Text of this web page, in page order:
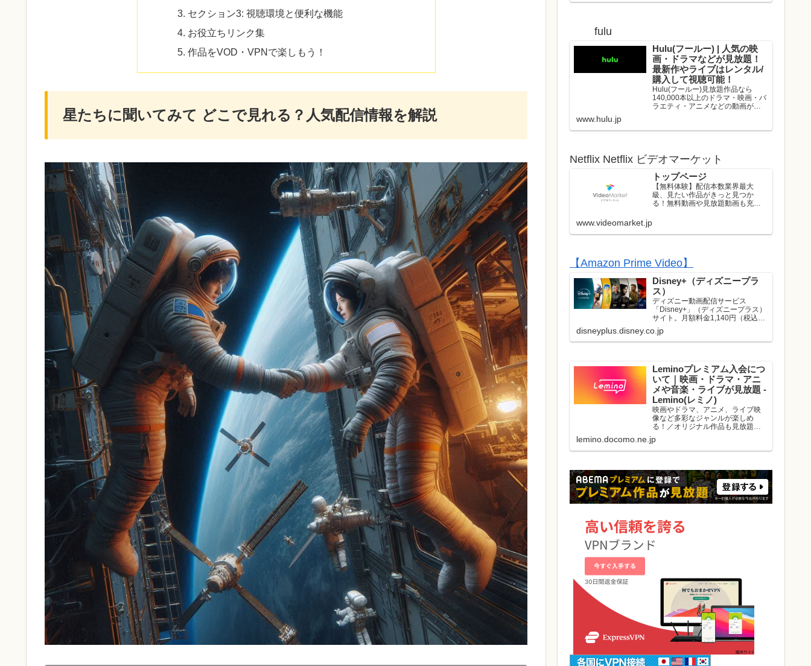
セクション3: 視聴環境と便利な機能
お役立ちリンク集
作品をVOD・VPNで楽しもう！
星たちに聞いてみて どこで見れる？人気配信情報を解説
fulu
Hulu(フールー) | 人気の映
画・ドラマなどが見放題！
最新作やライブはレンタル/
購入して視聴可能！
Hulu(フールー)見放題作品なら
140,000本以上のドラマ・映画・バ
ラエティ・アニメなどの動画が、
ストのライブはレンタル/購入して
www.hulu.jp
Netflix Netflix ビデオマーケット
トップページ
【無料体験】配信本数業界最大
級、見たい作品がきっと見つか
る！無料動画や見放題動画も充実
www.videomarket.jp
【Amazon Prime Video】
Disney+（ディズニープラ
ス）
ディズニー動画配信サービス
「Disney+」（ディズニープラス）
サイト。月額料金1,140円（税込）
でディズニー、ピクサー、マーベ
ル、スター・ウォーズ、ナショナ
ルジオグラフィック、スターの映
disneyplus.disney.co.jp
Leminoプレミアム入会につ
いて｜映画・ドラマ・アニ
メや音楽・ライブが見放題 -
Lemino(レミノ)
映画やドラマ、アニメ、ライブ映
像など多彩なジャンルが楽しめ
る！／オリジナル作品も見放題／
応／ダウンロード視聴可能／好き
な作品と出会える機能がたくさ
lemino.docomo.ne.jp